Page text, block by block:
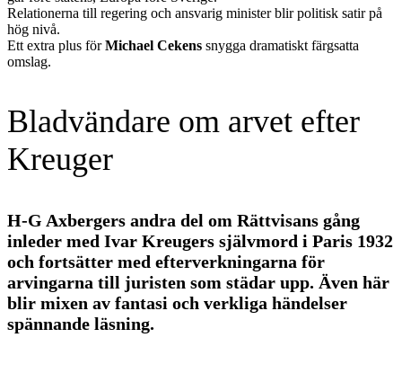
Relationerna till regering och ansvarig minister blir politisk satir på
hög nivå.
Ett extra plus förMichael Cekens snygga dramatiskt färgsatta
omslag.
Bladvändare om arvet efter
Kreuger
H-G Axbergers andra del om Rättvisans gång
inleder med Ivar Kreugers självmord i Paris 1932
och fortsätter med efterverkningarna för
arvingarna till juristen som städar upp. Även här
blir mixen av fantasi och verkliga händelser
spännande läsning.